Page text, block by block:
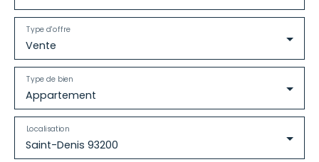
Vente
Type d'offre
Appartement
Type de bien
Saint-Denis 93200
Localisation